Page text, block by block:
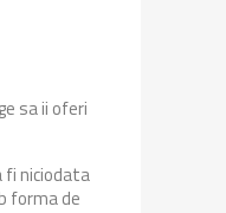
sa ii oferi
fi niciodata
forma de